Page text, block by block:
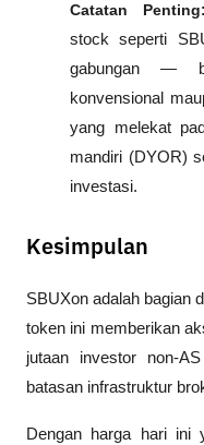
Catatan Penting:
stock seperti
gabungan —
konvensional
yang melekat
mandiri (DYOR)
investasi.
Kesimpulan
SBUXon adalah bagian
token ini memberikan
jutaan investor non-
batasan infrastruktur
Dengan harga hari